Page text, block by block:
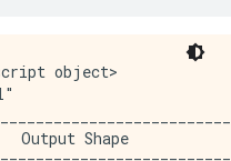
object>
Shape